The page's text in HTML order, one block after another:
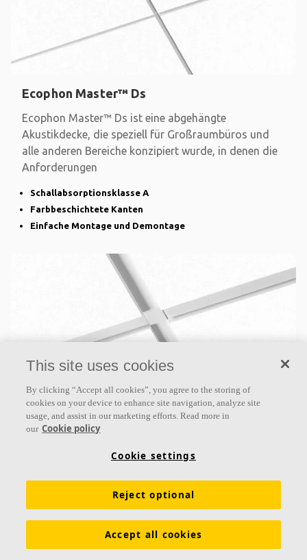
Ecophon Master™ Ds
Ecophon Master™ Ds ist eine abgehängte
Akustikdecke, die speziell für Großraumbüros und
alle anderen Bereiche konzipiert wurde, in denen die
Anforderungen
Schallabsorptionsklasse A
Farbbeschichtete Kanten
Einfache Montage und Demontage
Ecophon Master™ E
Ecophon Master ™ E ist eine abgehängte
Akustikdecke, die speziell für Großraumbüros und
alle anderen Bereiche konzipiert wurde, in denen die
Schallabsorptionsklasse A
Farbbeschichtete Kanten
This site uses cookies
By clicking “Accept all cookies”, you agree to the storing of
cookies on your device to enhance site navigation, analyze site
usage, and assist in our marketing efforts. Read more in
our Cookie policy
Cookie settings
Reject optional
Accept all cookies